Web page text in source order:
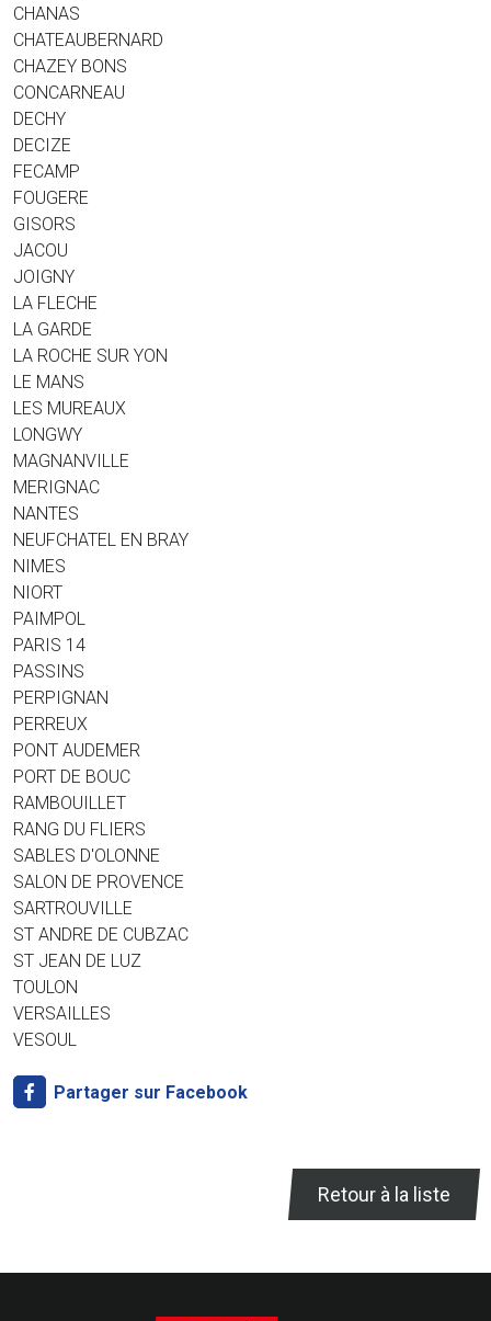
CHANAS
CHATEAUBERNARD
CHAZEY BONS
CONCARNEAU
DECHY
DECIZE
FECAMP
FOUGERE
GISORS
JACOU
JOIGNY
LA FLECHE
LA GARDE
LA ROCHE SUR YON
LE MANS
LES MUREAUX
LONGWY
MAGNANVILLE
MERIGNAC
NANTES
NEUFCHATEL EN BRAY
NIMES
NIORT
PAIMPOL
PARIS 14
PASSINS
PERPIGNAN
PERREUX
PONT AUDEMER
PORT DE BOUC
RAMBOUILLET
RANG DU FLIERS
SABLES D'OLONNE
SALON DE PROVENCE
SARTROUVILLE
ST ANDRE DE CUBZAC
ST JEAN DE LUZ
TOULON
VERSAILLES
VESOUL
Partager sur Facebook
Retour à la liste